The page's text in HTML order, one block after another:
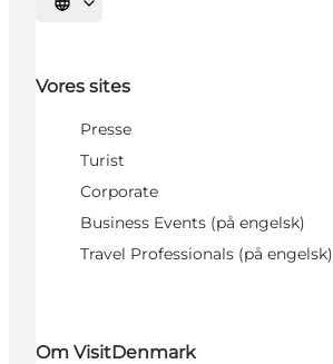
Vælg sprog
Vores sites
Presse
Turist
Corporate
Business Events (på engelsk)
Travel Professionals (på engelsk)
Om VisitDenmark